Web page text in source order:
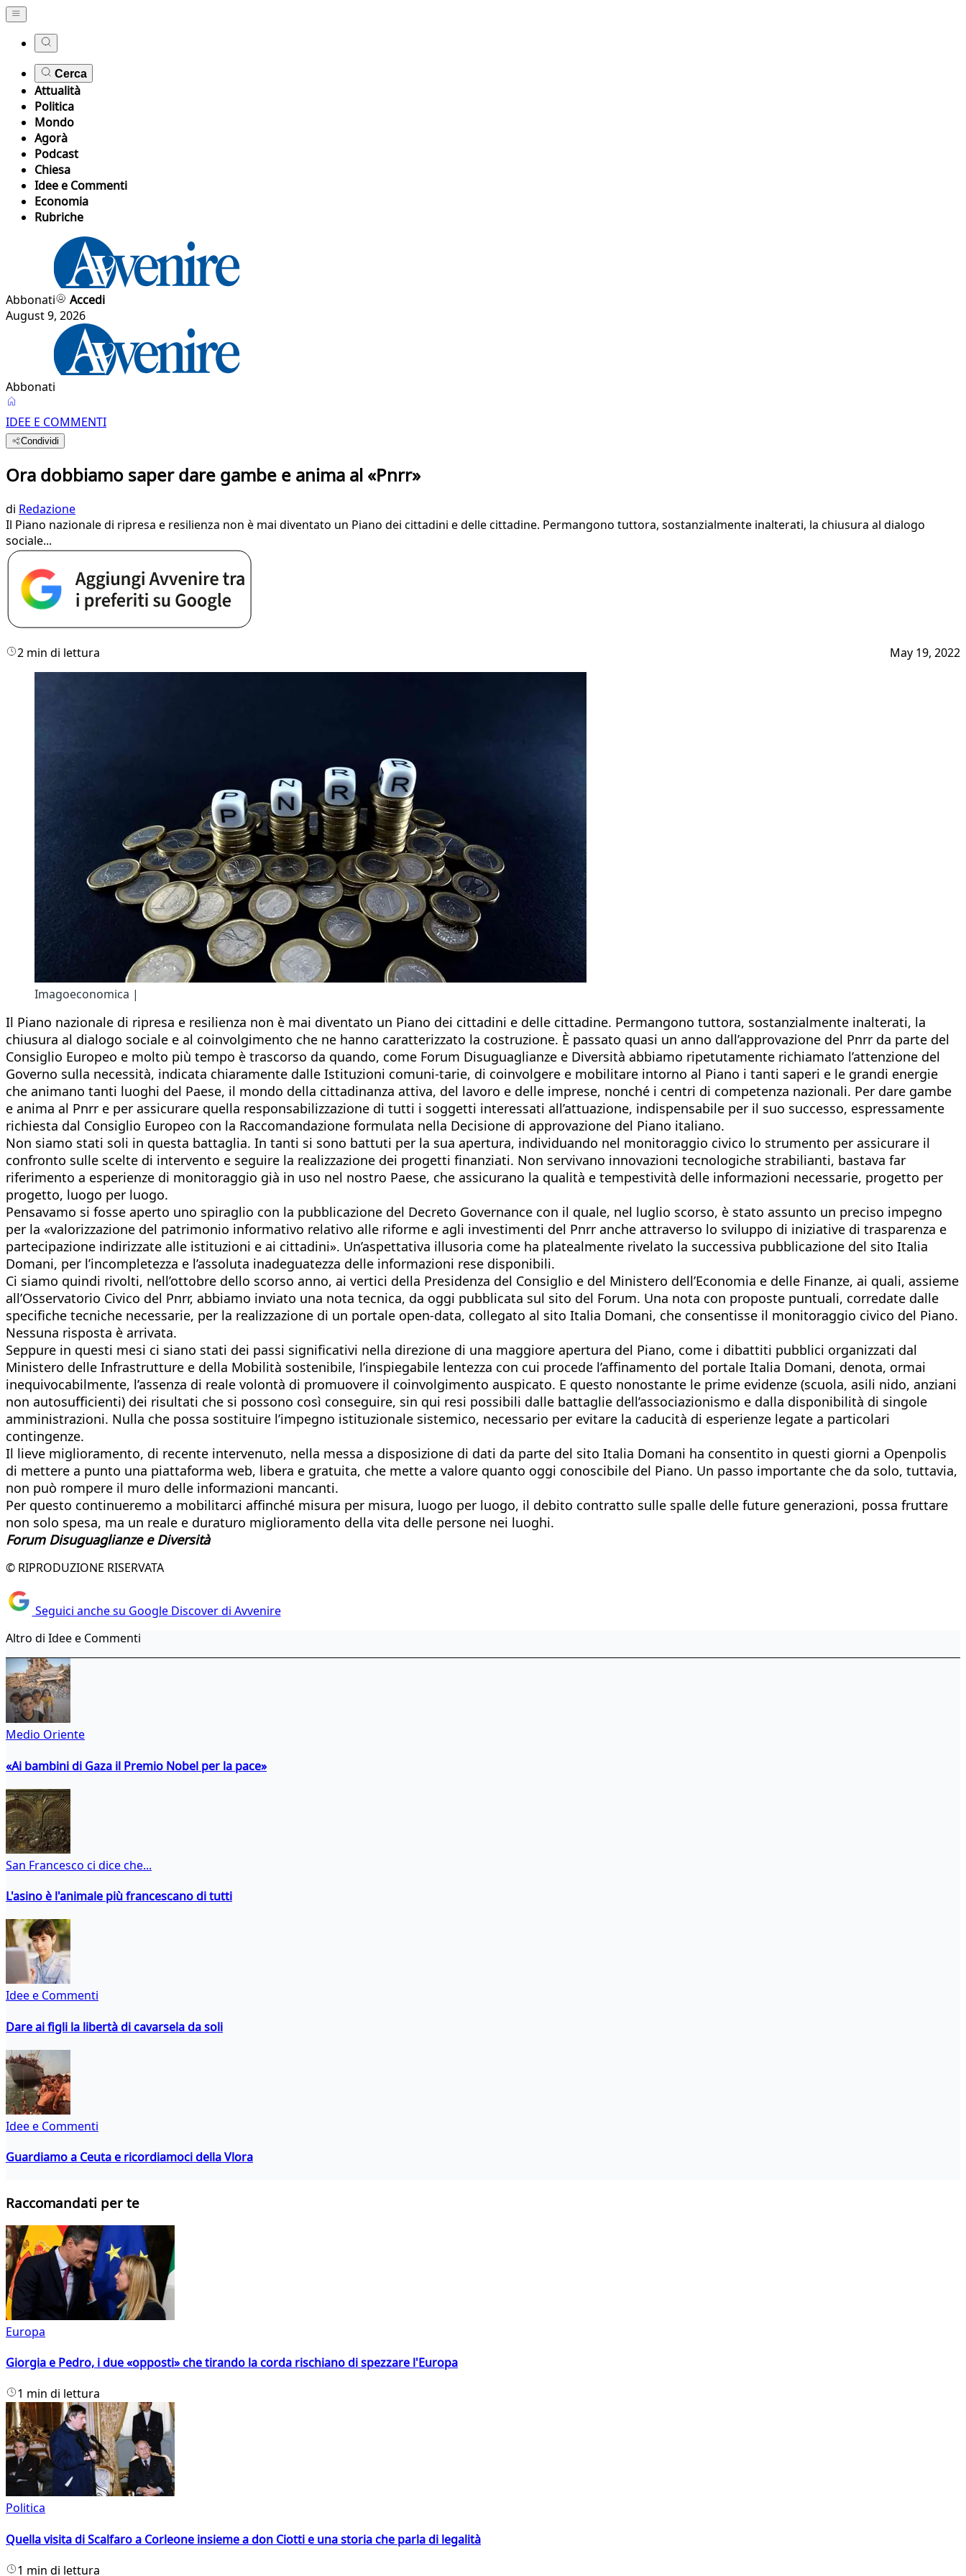
Cerca
Attualità
Politica
Mondo
Agorà
Podcast
Chiesa
Idee e Commenti
Economia
Rubriche
Abbonati
Accedi
August 9, 2026
Abbonati
IDEE E COMMENTI
Condividi
Ora dobbiamo saper dare gambe e anima al «Pnrr»
di Redazione
Il Piano nazionale di ripresa e resilienza non è mai diventato un Piano dei cittadini e delle cittadine. Permangono tuttora, sostanzialmente inalterati, la chiusura al dialogo
sociale...
2 min di lettura May 19, 2022
Imagoeconomica |
Il Piano nazionale di ripresa e resilienza non è mai diventato un Piano dei cittadini e delle cittadine. Permangono tuttora, sostanzialmente inalterati, la
chiusura al dialogo sociale e al coinvolgimento che ne hanno caratterizzato la costruzione. È passato quasi un anno dall’approvazione del Pnrr da parte del
Consiglio Europeo e molto più tempo è trascorso da quando, come Forum Disuguaglianze e Diversità abbiamo ripetutamente richiamato l’attenzione del
Governo sulla necessità, indicata chiaramente dalle Istituzioni comuni-tarie, di coinvolgere e mobilitare intorno al Piano i tanti saperi e le grandi energie
che animano tanti luoghi del Paese, il mondo della cittadinanza attiva, del lavoro e delle imprese, nonché i centri di competenza nazionali. Per dare gambe
e anima al Pnrr e per assicurare quella responsabilizzazione di tutti i soggetti interessati all’attuazione, indispensabile per il suo successo, espressamente
richiesta dal Consiglio Europeo con la Raccomandazione formulata nella Decisione di approvazione del Piano italiano.
Non siamo stati soli in questa battaglia. In tanti si sono battuti per la sua apertura, individuando nel monitoraggio civico lo strumento per assicurare il
confronto sulle scelte di intervento e seguire la realizzazione dei progetti finanziati. Non servivano innovazioni tecnologiche strabilianti, bastava far
riferimento a esperienze di monitoraggio già in uso nel nostro Paese, che assicurano la qualità e tempestività delle informazioni necessarie, progetto per
progetto, luogo per luogo.
Pensavamo si fosse aperto uno spiraglio con la pubblicazione del Decreto Governance con il quale, nel luglio scorso, è stato assunto un preciso impegno
per la «valorizzazione del patrimonio informativo relativo alle riforme e agli investimenti del Pnrr anche attraverso lo sviluppo di iniziative di trasparenza e
partecipazione indirizzate alle istituzioni e ai cittadini». Un’aspettativa illusoria come ha platealmente rivelato la successiva pubblicazione del sito Italia
Domani, per l’incompletezza e l’assoluta inadeguatezza delle informazioni rese disponibili.
Ci siamo quindi rivolti, nell’ottobre dello scorso anno, ai vertici della Presidenza del Consiglio e del Ministero dell’Economia e delle Finanze, ai quali, assieme
all’Osservatorio Civico del Pnrr, abbiamo inviato una nota tecnica, da oggi pubblicata sul sito del Forum. Una nota con proposte puntuali, corredate dalle
specifiche tecniche necessarie, per la realizzazione di un portale open-data, collegato al sito Italia Domani, che consentisse il monitoraggio civico del Piano.
Nessuna risposta è arrivata.
Seppure in questi mesi ci siano stati dei passi significativi nella direzione di una maggiore apertura del Piano, come i dibattiti pubblici organizzati dal
Ministero delle Infrastrutture e della Mobilità sostenibile, l’inspiegabile lentezza con cui procede l’affinamento del portale Italia Domani, denota, ormai
inequivocabilmente, l’assenza di reale volontà di promuovere il coinvolgimento auspicato. E questo nonostante le prime evidenze (scuola, asili nido, anziani
non autosufficienti) dei risultati che si possono così conseguire, sin qui resi possibili dalle battaglie dell’associazionismo e dalla disponibilità di singole
amministrazioni. Nulla che possa sostituire l’impegno istituzionale sistemico, necessario per evitare la caducità di esperienze legate a particolari
contingenze.
Il lieve miglioramento, di recente intervenuto, nella messa a disposizione di dati da parte del sito Italia Domani ha consentito in questi giorni a Openpolis
di mettere a punto una piattaforma web, libera e gratuita, che mette a valore quanto oggi conoscibile del Piano. Un passo importante che da solo, tuttavia,
non può rompere il muro delle informazioni mancanti.
Per questo continueremo a mobilitarci affinché misura per misura, luogo per luogo, il debito contratto sulle spalle delle future generazioni, possa fruttare
non solo spesa, ma un reale e duraturo miglioramento della vita delle persone nei luoghi.
Forum Disuguaglianze e Diversità
© RIPRODUZIONE RISERVATA
Seguici anche su Google Discover di Avvenire
Altro di Idee e Commenti
Medio Oriente
«Ai bambini di Gaza il Premio Nobel per la pace»
San Francesco ci dice che...
L'asino è l'animale più francescano di tutti
Idee e Commenti
Dare ai figli la libertà di cavarsela da soli
Idee e Commenti
Guardiamo a Ceuta e ricordiamoci della Vlora
Raccomandati per te
Europa
Giorgia e Pedro, i due «opposti» che tirando la corda rischiano di spezzare l'Europa
1 min di lettura
Politica
Quella visita di Scalfaro a Corleone insieme a don Ciotti e una storia che parla di legalità
1 min di lettura